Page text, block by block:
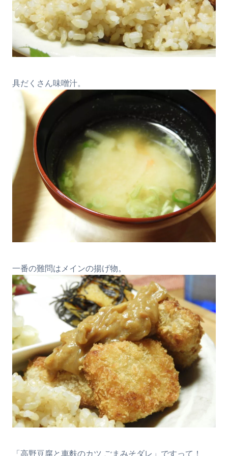
具だくさん味噌汁。
一番の難問はメインの揚げ物。
「高野豆腐と車麩のカツ ごまみそダレ」ですって！